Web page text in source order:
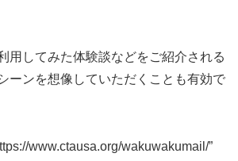
用してみた体験談などをご紹介される
ーンを想像していただくことも有効で
www.ctausa.org/wakuwakumail/”